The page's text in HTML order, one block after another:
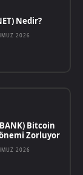
Nedir?
2026
Bitcoin
Zorluyor
2026